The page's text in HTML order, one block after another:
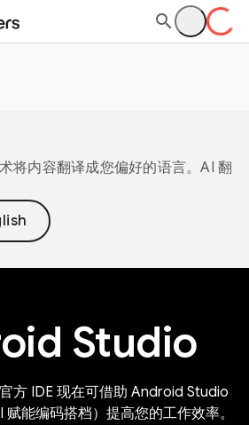
将内容翻译成您偏好的语言。AI 翻
Studio
方 IDE 现在可借助 Android Studio
能编码搭档）提高您的工作效率。